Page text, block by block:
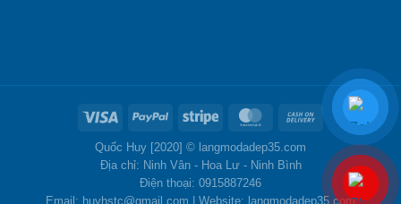
Quốc Huy [2020] © langmodadep35.com
Địa chỉ: Ninh Vân - Hoa Lư - Ninh Bình
Điện thoại: 0915887246
Email: huyhstc@gmail.com | Website: langmodadep35.com